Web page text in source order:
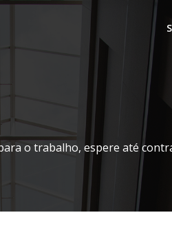
o trabalho, espere até